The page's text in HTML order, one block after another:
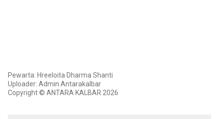
Pewarta: Hreeloita Dharma Shanti
Uploader: Admin Antarakalbar
Copyright © ANTARA KALBAR 2026